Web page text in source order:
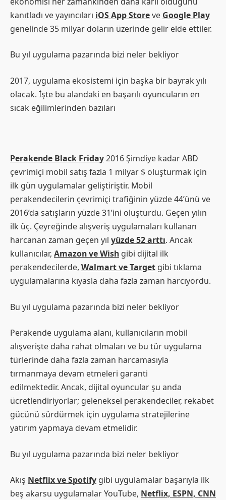
kanıtladı ve yayıncıları iOS App Storeve Google Play
genelinde 35 milyar doların üzerinde gelir elde ettiler.
Bu yıl uygulama pazarında bizi neler bekliyor
2017, uygulama ekosistemi için başka bir bayrak yılı
olacak. İşte bu alandaki en başarılı oyuncuların en
sıcak eğilimlerinden bazıları
Perakende Black Friday2016 Şimdiye kadar ABD
çevrimiçi mobil satış fazla 1 milyar $ oluşturmak için
ilk gün uygulamalar geliştiriştir. Mobil
perakendecilerin çevrimiçi trafiğinin yüzde 44’ünü ve
2016’da satışların yüzde 31’ini oluşturdu. Geçen yılın
ilk üç. Çeyreğinde alışveriş uygulamaları kullanan
harcanan zaman geçen yıl yüzde 52 arttı. Ancak
kullanıcılar, Amazon ve Wish gibi dijital ilk
perakendecilerde, Walmart ve Target gibi tıklama
uygulamalarına kıyasla daha fazla zaman harcıyordu.
Bu yıl uygulama pazarında bizi neler bekliyor
Perakende uygulama alanı, kullanıcıların mobil
alışverişte daha rahat olmaları ve bu tür uygulama
türlerinde daha fazla zaman harcamasıyla
tırmanmaya devam etmeleri garanti
edilmektedir. Ancak, dijital oyuncular şu anda
ücretlendiriyorlar; geleneksel perakendeciler, rekabet
gücünü sürdürmek için uygulama stratejilerine
yatırım yapmaya devam etmelidir.
Bu yıl uygulama pazarında bizi neler bekliyor
Akış Netflix ve Spotify gibi uygulamalar başarıyla ilk
beş akarsu uygulamalar YouTube, Netflix, ESPN, CNN